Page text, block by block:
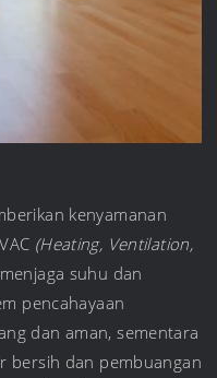
kenyamanan
(Heating, Ventilation,
suhu dan
pencahayaan
dan aman, sementara
bersih dan pembuangan